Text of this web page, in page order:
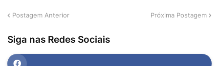
Postagem Anterior Próxima Postagem
Siga nas Redes Sociais